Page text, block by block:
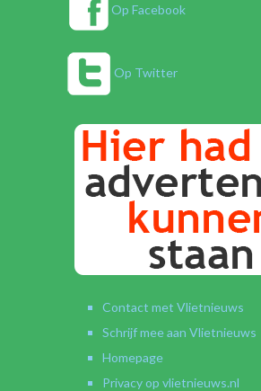
Op Facebook
Op Twitter
Contact met Vlietnieuws
Schrijf mee aan Vlietnieuws
Homepage
Privacy op vlietnieuws.nl